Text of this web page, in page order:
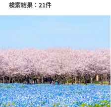
検索結果：21件